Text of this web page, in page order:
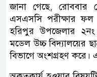
জানা গেছে, রোববার
এসএসসি পরীক্ষার ফল
হরিপুর উপজেলার
মডেল উচ্চ বিদ্যালয়ের
বিভাগে অংশগ্রহণ করে।